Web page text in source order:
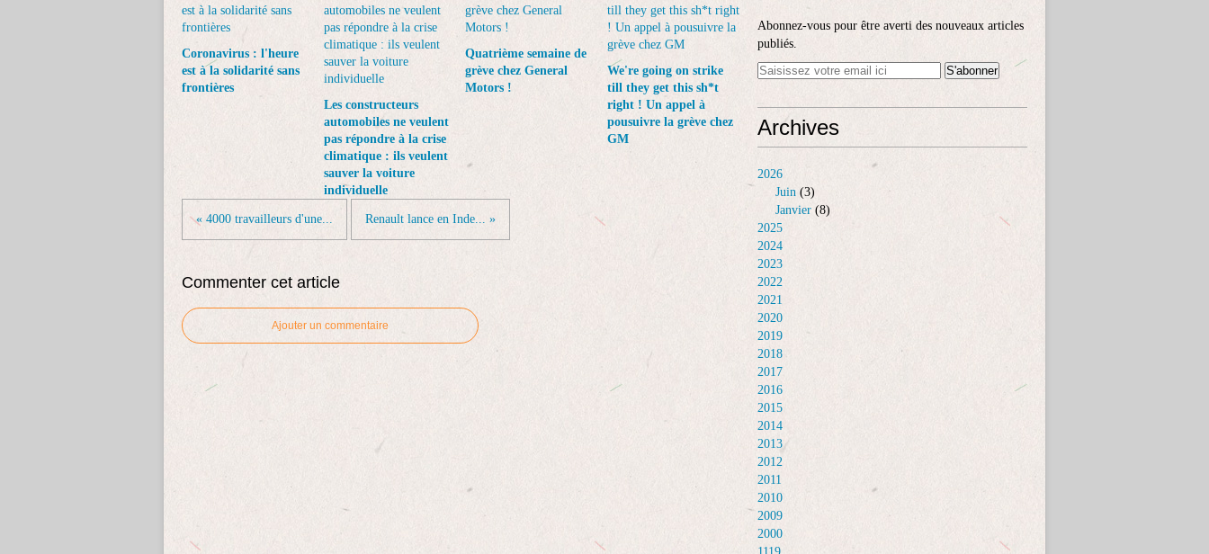
Coronavirus : l'heure
est à la solidarité sans
frontières
Les constructeurs
automobiles ne veulent
pas répondre à la crise
climatique : ils veulent
sauver la voiture
individuelle
Quatrième semaine de
grève chez General
Motors !
We're going on strike
till they get this sh*t
right ! Un appel à
pousuivre la grève chez
GM
« 4000 travailleurs d'une... Renault lance en Inde... »
Commenter cet article
Ajouter un commentaire
Abonnez-vous pour être averti des nouveaux articles
publiés.
Archives
2026
Juin (3)
Janvier (8)
2025
2024
2023
2022
2021
2020
2019
2018
2017
2016
2015
2014
2013
2012
2011
2010
2009
2000